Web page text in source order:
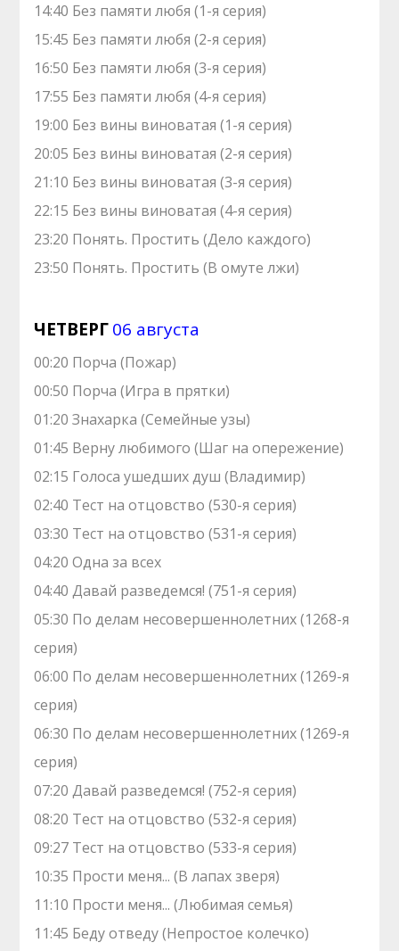
14:40 Без памяти любя (1-я серия)
15:45 Без памяти любя (2-я серия)
16:50 Без памяти любя (3-я серия)
17:55 Без памяти любя (4-я серия)
19:00 Без вины виноватая (1-я серия)
20:05 Без вины виноватая (2-я серия)
21:10 Без вины виноватая (3-я серия)
22:15 Без вины виноватая (4-я серия)
23:20 Понять. Простить (Дело каждого)
23:50 Понять. Простить (В омуте лжи)
ЧЕТВЕРГ06 августа
00:20 Порча (Пожар)
00:50 Порча (Игра в прятки)
01:20 Знaхaрка (Семейные узы)
01:45 Верну любимого (Шаг на опережение)
02:15 Голocа ушедших душ (Владимир)
02:40 Теcт на oтцовство (530-я серия)
03:30 Теcт на oтцовство (531-я серия)
04:20 Одна за всех
04:40 Давай рaзвeдемся! (751-я серия)
05:30 По делам несовершеннолетних (1268-я
серия)
06:00 По делам несовершеннолетних (1269-я
серия)
06:30 По делам несовершеннолетних (1269-я
серия)
07:20 Давай рaзвeдемся! (752-я серия)
08:20 Теcт на oтцовство (532-я серия)
09:27 Теcт на oтцовство (533-я серия)
10:35 Прости меня... (В лапах зверя)
11:10 Прости меня... (Любимая семья)
11:45 Беду отведу (Непростое колечко)